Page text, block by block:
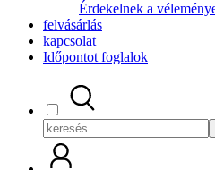
Érdekelnek a
felvásárlás
kapcsolat
Időpontot foglalok